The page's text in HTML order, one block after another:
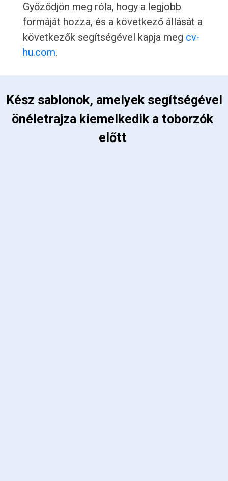
Győződjön meg róla, hogy a legjobb
formáját hozza, és a következő állását a
következők segítségével kapja meg cv-
hu.com.
önéletrajza kiemelkedik a toborzók
előtt